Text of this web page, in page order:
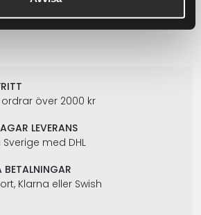
över 2000 kr
LEVERANS
med DHL
BETALNINGAR
Klarna eller Swish